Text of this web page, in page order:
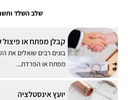
שלב השלד
קבלן מפתח או פיצול
בונים רבים שואלים את
מפתח או הפרדת...
יועץ אינסטלציה